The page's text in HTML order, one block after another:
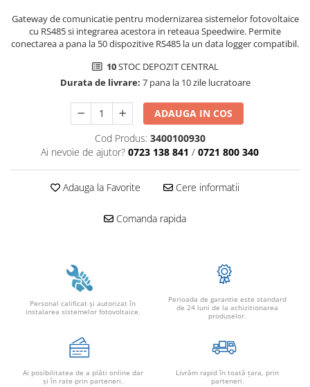
Gateway de comunicatie pentru modernizarea sistemelor fotovoltaice
cu RS485 si integrarea acestora in reteaua Speedwire. Permite
conectarea a pana la 50 dispozitive RS485 la un data logger compatibil.
10STOC DEPOZIT CENTRAL
Durata de livrare: 7 pana la 10 zile lucratoare
ADAUGA IN COS
Cod Produs: 3400100930
Ai nevoie de ajutor? 0723 138 841 / 0721 800 340
Adauga la Favorite Cere informatii
Comanda rapida
Personal calificat şi autorizat în
instalarea sistemelor fotovoltaice.
Perioada de garantie este standard
de 24 luni de la achizitionarea
produselor.
Ai posibilitatea de a plăti online dar
şi în rate prin parteneri.
Livrăm rapid în toată țara, prin
parteneri.